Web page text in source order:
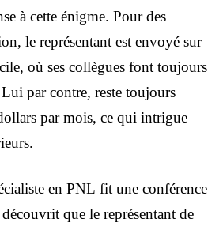
à cette énigme. Pour des
le représentant est envoyé sur
où ses collègues font toujours
par contre, reste toujours
par mois, ce qui intrigue
en PNL fit une conférence
que le représentant de